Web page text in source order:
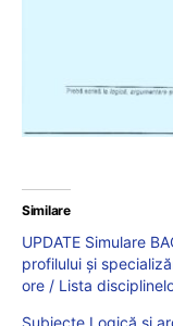
Similare
UPDATE Simulare
profilului și
ore / Lista
Subiecte Logică și